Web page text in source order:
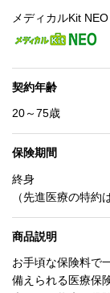
メディカルKit NEO
契約年齢
20～75歳
保険期間
終身
（先進医療の特約
商品説明
お手頃な保険料で
備えられる医療保